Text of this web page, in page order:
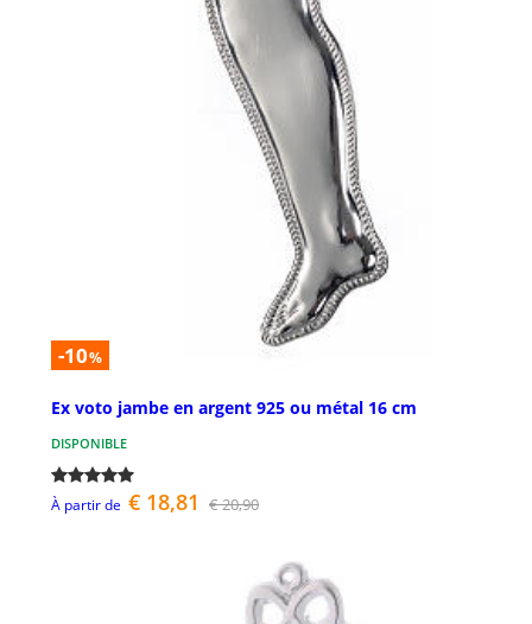
-10%
Ex voto jambe en argent 925 ou métal 16 cm
DISPONIBLE
À partir de € 18,81 € 20,90